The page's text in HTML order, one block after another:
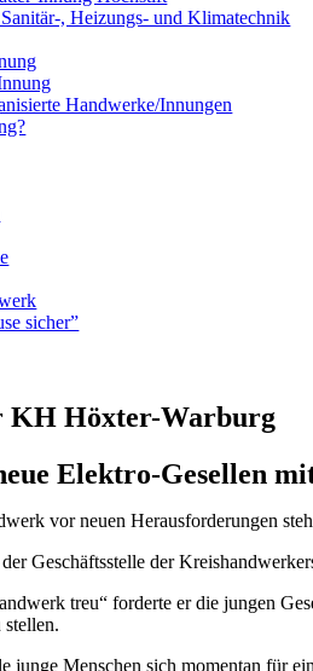
, Heizungs- und Klimatechnik
Handwerke/Innungen
sicher”
KH Höxter-Warburg
Elektro-Gesellen
vor neuen Herausforderungen
Geschäftsstelle der
treu“ forderte er die jungen
junge Menschen sich momentan für